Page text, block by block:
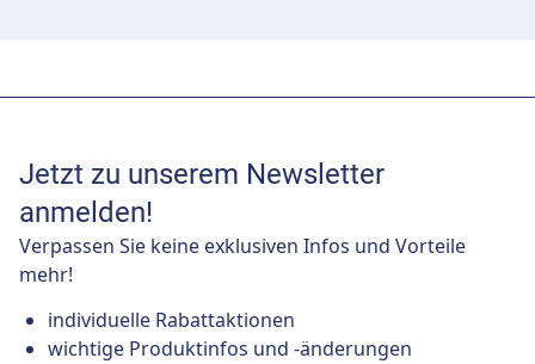
Jetzt zu unserem Newsletter
anmelden!
Verpassen Sie keine exklusiven Infos und Vorteile
mehr!
individuelle Rabattaktionen
wichtige Produktinfos und -änderungen